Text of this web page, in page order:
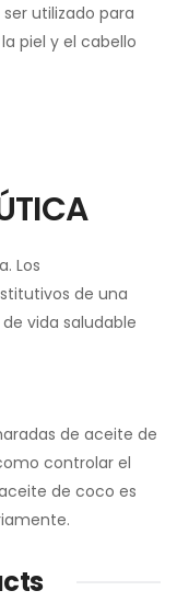
utilizado para
piel y el cabello
Los
de una
vida saludable
de aceite de
controlar el
de coco es